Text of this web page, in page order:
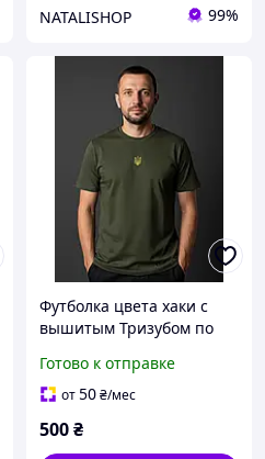
NATALISHOP 99%
Футболка цвета хаки с
вышитым Тризубом по
Готово к отправке
от50₴/мес
500₴